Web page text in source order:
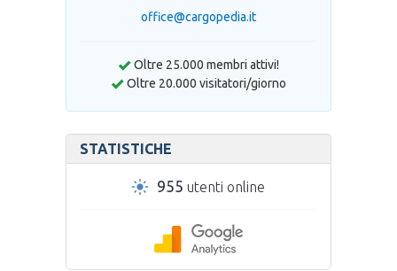
office@cargopedia.it
Oltre 25.000 membri attivi!
Oltre 20.000 visitatori/giorno
STATISTICHE
955 utenti online